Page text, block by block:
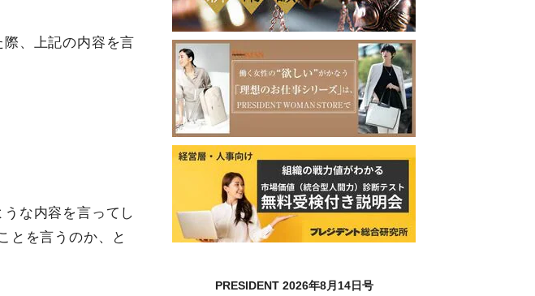
、上記の内容を言
な内容を言ってし
とを言うのか、と
PRESIDENT 2026年8月14日号